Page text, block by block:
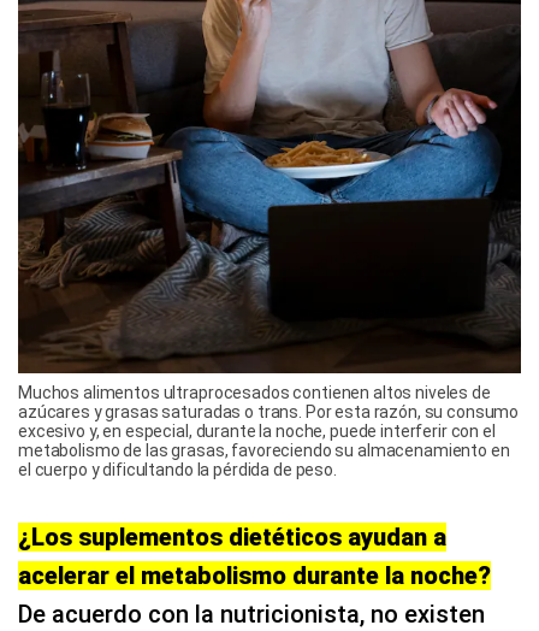
Muchos alimentos ultraprocesados contienen altos niveles de
azúcares y grasas saturadas o trans. Por esta razón, su consumo
excesivo y, en especial, durante la noche, puede interferir con el
metabolismo de las grasas, favoreciendo su almacenamiento en
el cuerpo y dificultando la pérdida de peso.
¿Los suplementos dietéticos ayudan a
acelerar el metabolismo durante la noche?
De acuerdo con la nutricionista, no existen